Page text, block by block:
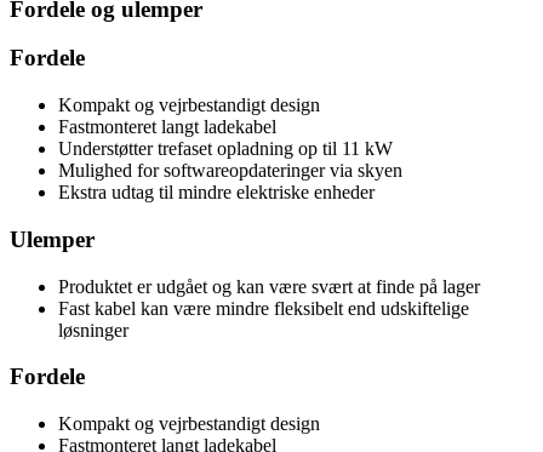
Fordele og ulemper
Fordele
Kompakt og vejrbestandigt design
Fastmonteret langt ladekabel
Understøtter trefaset opladning op til 11 kW
Mulighed for softwareopdateringer via skyen
Ekstra udtag til mindre elektriske enheder
Ulemper
Produktet er udgået og kan være svært at finde på lager
Fast kabel kan være mindre fleksibelt end udskiftelige
løsninger
Fordele
Kompakt og vejrbestandigt design
Fastmonteret langt ladekabel